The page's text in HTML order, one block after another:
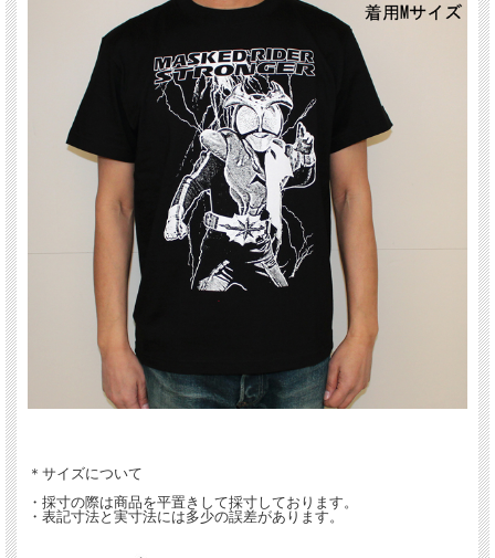
＊サイズについて
・採寸の際は商品を平置きして採寸しております。
・表記寸法と実寸法には多少の誤差があります。